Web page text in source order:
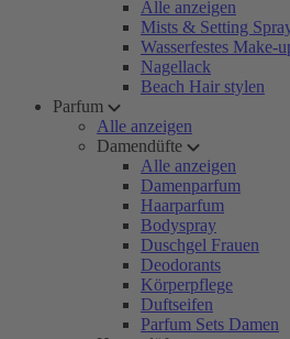
Alle anzeigen
Mists & Setting
Wasserfestes Make-
Nagellack
Beach Hair stylen
Parfum
Alle anzeigen
Damendüfte
Alle anzeigen
Damenparfum
Haarparfum
Bodyspray
Duschgel Frauen
Deodorants
Körperpflege
Duftseifen
Parfum Sets Damen